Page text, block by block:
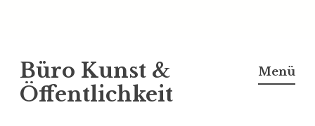
Büro Kunst &
Öffentlichkeit
Menü